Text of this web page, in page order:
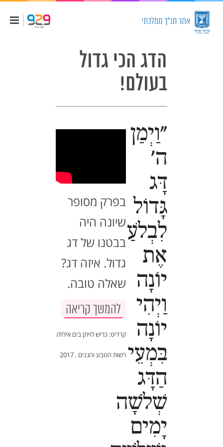
הדג הכי גדול
בעולם!
"וַיְמַן
ה'
דָּג
גָּדוֹל
לִבְלֹעַ
אֶת
יוֹנָה
וַיְהִי
יוֹנָה
בִּמְעֵי
הַדָּג
שְׁלֹשָׁה
יָמִים
בפרק מסופר
שיונה היה
בבטנו של דג
גדול. איזה דג?
שאלה טובה.
להמשך קריאה
קרדיט: כריש לויתן בים אילת/
רשות הטבע והגנים . 2017